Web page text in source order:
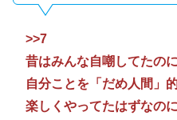
>>7
昔はみんな自嘲してたの
自分ことを「だめ人間」
楽しくやってたはずなのに